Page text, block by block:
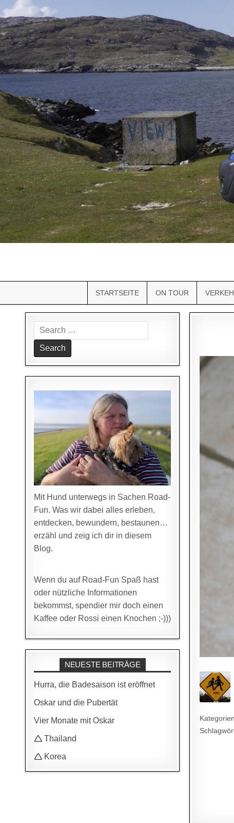
STARTSEITE ON TOUR
Search
for:
Mit Hund unterwegs in Sachen Road-
Fun. Was wir dabei alles erleben,
entdecken, bewundern, bestaunen…
erzähl und zeig ich dir in diesem
Blog.
Wenn du auf Road-Fun Spaß hast
oder nützliche Informationen
bekommst, spendier mir doch einen
Kaffee oder Rossi einen Knochen ;-)))
NEUESTE BEITRÄGE
Hurra, die Badesaison ist eröffnet
Oskar und die Pubertät
Vier Monate mit Oskar
🛆 Thailand
🛆 Korea